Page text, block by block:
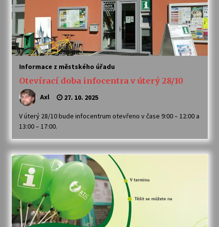
Informace z městského úřadu
Otevírací doba infocentra v úterý 28/10
Axl 27. 10. 2025
V úterý 28/10 bude infocentrum otevřeno v čase 9:00 – 12:00 a
13:00 – 17:00.